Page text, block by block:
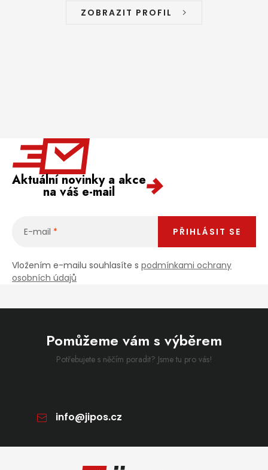
ZOBRAZIT PROFIL
Aktuální novinky a akce
na váš e-mail
E-mail
Vložením e-mailu souhlasíte s podmínkami ochrany
osobních údajů
PŘIHLÁSIT SE
Pomůžeme vám s výběrem
Potřebujete s něčím poradit? Jsme tu pro vás!
info@jipos.cz